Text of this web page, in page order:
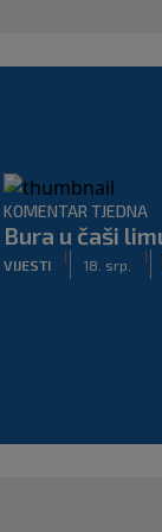
KOMENTAR TJEDNA
Bura u čaši
VIJESTI
|
18. srp.
|